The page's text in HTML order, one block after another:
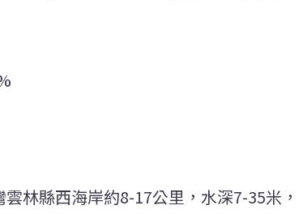
林縣西海岸約8-17公里，水深7-35米，